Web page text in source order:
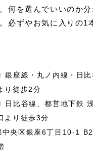
何を選んでいいのか
必ずやお気に入りの1
銀座線・丸ノ内線・日
り徒歩2分
日比谷線、都営地下鉄
より徒歩3分
中央区銀座6丁目10-1